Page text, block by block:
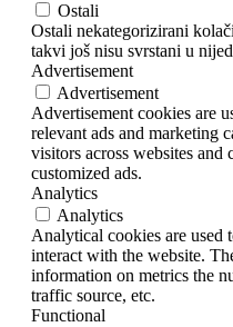
Ostali
Ostali nekategorizirani
takvi još nisu svrstani u
Advertisement
Advertisement
Advertisement cookies are
relevant ads and marketing
visitors across websites
customized ads.
Analytics
Analytics
Analytical cookies are used
interact with the website.
information on metrics the
traffic source, etc.
Functional